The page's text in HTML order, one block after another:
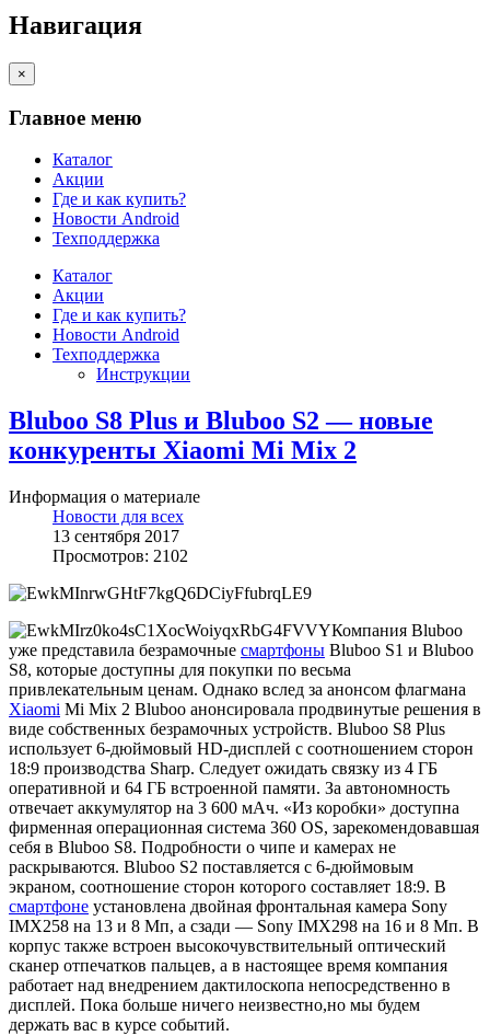
Навигация
×
Главное меню
Каталог
Акции
Где и как купить?
Новости Android
Техподдержка
Каталог
Акции
Где и как купить?
Новости Android
Техподдержка
Инструкции
Bluboo S8 Plus и Bluboo S2 — новые
конкуренты Xiaomi Mi Mix 2
Информация о материале
Новости для всех
13 сентября 2017
Просмотров: 2102
Компания Bluboo
уже представила безрамочные смартфоны Bluboo S1 и Bluboo
S8, которые доступны для покупки по весьма
привлекательным ценам. Однако вслед за анонсом флагмана
Xiaomi Mi Mix 2 Bluboo анонсировала продвинутые решения в
виде собственных безрамочных устройств. Bluboo S8 Plus
использует 6-дюймовый HD-дисплей с соотношением сторон
18:9 производства Sharp. Следует ожидать связку из 4 ГБ
оперативной и 64 ГБ встроенной памяти. За автономность
отвечает аккумулятор на 3 600 мАч. «Из коробки» доступна
фирменная операционная система 360 OS, зарекомендовавшая
себя в Bluboo S8. Подробности о чипе и камерах не
раскрываются. Bluboo S2 поставляется с 6-дюймовым
экраном, соотношение сторон которого составляет 18:9. В
смартфоне установлена двойная фронтальная камера Sony
IMX258 на 13 и 8 Мп, а сзади — Sony IMX298 на 16 и 8 Мп. В
корпус также встроен высокочувствительный оптический
сканер отпечатков пальцев, а в настоящее время компания
работает над внедрением дактилоскопа непосредственно в
дисплей. Пока больше ничего неизвестно,но мы будем
держать вас в курсе событий.